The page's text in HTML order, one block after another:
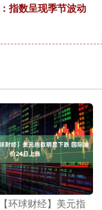
指数呈现季节波动
环球财经】美元指